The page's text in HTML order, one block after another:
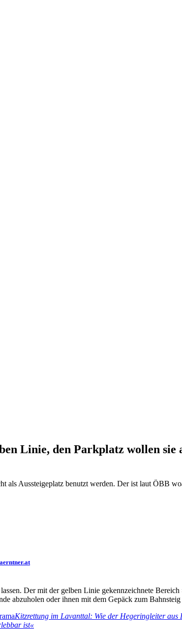
Linie, den Parkplatz wollen
Aussteigeplatz benutzt werden. Der ist laut ÖBB
Der mit der gelben Linie gekennzeichnete
abzuholen oder ihnen mit dem Gepäck zum
Kitzrettung im Lavanttal: Wie der Hegeringleiter aus
ist«